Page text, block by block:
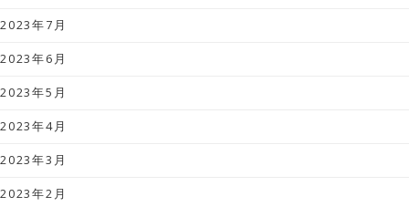
2023年7月
2023年6月
2023年5月
2023年4月
2023年3月
2023年2月